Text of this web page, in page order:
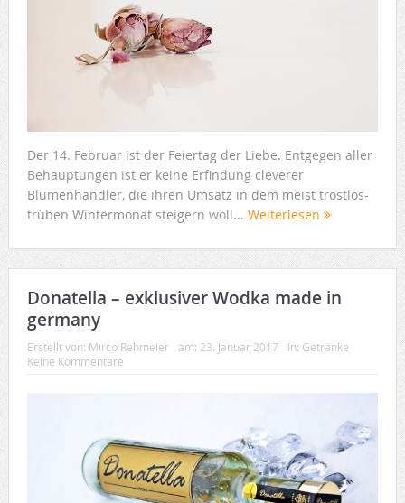
Der 14. Februar ist der Feiertag der Liebe. Entgegen aller
Behauptungen ist er keine Erfindung cleverer
Blumenhändler, die ihren Umsatz in dem meist trostlos-
trüben Wintermonat steigern woll... Weiterlesen
Donatella – exklusiver Wodka made in
germany
Erstellt von: Mirco Rehmeier am: 23. Januar 2017 In: Getränke
Keine Kommentare